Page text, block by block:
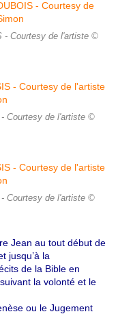
- Courtesy de l'artiste ©
Courtesy de l'artiste ©
Courtesy de l'artiste ©
Jean au tout début de
jusqu’à la
de la Bible en
la volonté et le
ou le Jugement